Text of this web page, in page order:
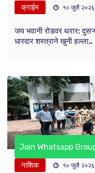
क्राईम १० जुलै २०२६
जय भवानी रोडवर थरार:
धारदार शस्त्राने खुनी हल्ला..
नाशिक १० जुलै २०२६
Join Whatsapp